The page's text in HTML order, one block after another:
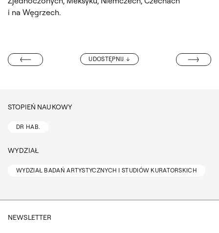
i na Węgrzech.
UDOSTĘPNIJ
SZREDER
DR PIOTR
STOPIEŃ NAUKOWY
DR HAB.
WYDZIAŁ
WYDZIAŁ BADAŃ ARTYSTYCZNYCH I STUDIÓW KURATORSKICH
NEWSLETTER